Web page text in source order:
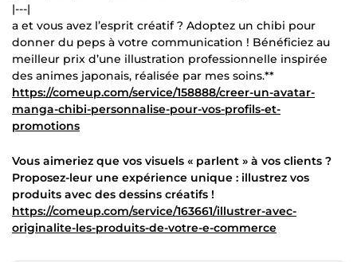
|---|
a et vous avez l’esprit créatif ? Adoptez un chibi pour
donner du peps à votre communication ! Bénéficiez au
meilleur prix d’une illustration professionnelle inspirée
des animes japonais, réalisée par mes soins.**
https://comeup.com/service/158888/creer-un-avatar-
manga-chibi-personnalise-pour-vos-profils-et-
promotions
Vous aimeriez que vos visuels « parlent » à vos clients ?
Proposez-leur une expérience unique : illustrez vos
produits avec des dessins créatifs !
https://comeup.com/service/163661/illustrer-avec-
originalite-les-produits-de-votre-e-commerce